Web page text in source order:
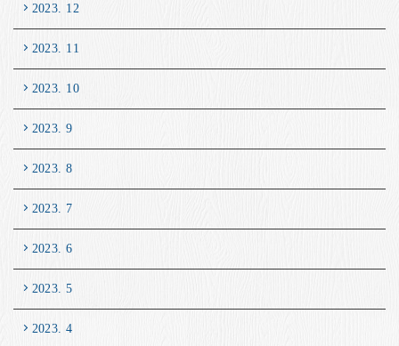
2023. 12
2023. 11
2023. 10
2023. 9
2023. 8
2023. 7
2023. 6
2023. 5
2023. 4